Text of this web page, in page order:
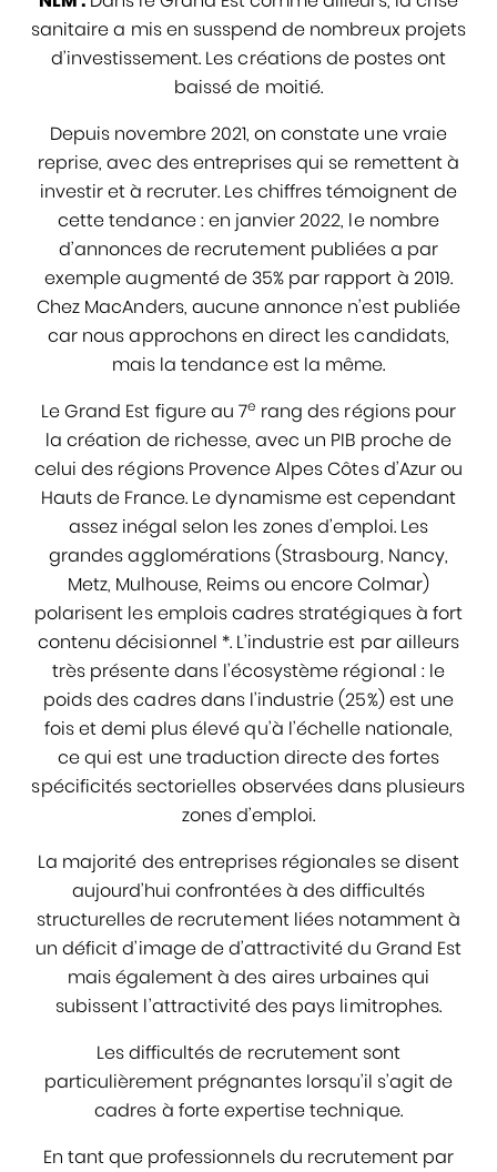
sanitaire a mis en susspend de nombreux projets
d’investissement. Les créations de postes ont
baissé de moitié.
Depuis novembre 2021, on constate une vraie
reprise, avec des entreprises qui se remettent à
investir et à recruter. Les chiffres témoignent de
cette tendance : en janvier 2022, le nombre
d’annonces de recrutement publiées a par
exemple augmenté de 35% par rapport à 2019.
Chez MacAnders, aucune annonce n’est publiée
car nous approchons en direct les candidats,
mais la tendance est la même.
Le Grand Est figure au 7e rang des régions pour
la création de richesse, avec un PIB proche de
celui des régions Provence Alpes Côtes d’Azur ou
Hauts de France. Le dynamisme est cependant
assez inégal selon les zones d’emploi. Les
grandes agglomérations (Strasbourg, Nancy,
Metz, Mulhouse, Reims ou encore Colmar)
polarisent les emplois cadres stratégiques à fort
contenu décisionnel *. L’industrie est par ailleurs
très présente dans l’écosystème régional : le
poids des cadres dans l’industrie (25%) est une
fois et demi plus élevé qu’à l’échelle nationale,
ce qui est une traduction directe des fortes
spécificités sectorielles observées dans plusieurs
zones d’emploi.
La majorité des entreprises régionales se disent
aujourd’hui confrontées à des difficultés
structurelles de recrutement liées notamment à
un déficit d’image de d’attractivité du Grand Est
mais également à des aires urbaines qui
subissent l’attractivité des pays limitrophes.
Les difficultés de recrutement sont
particulièrement prégnantes lorsqu’il s’agit de
cadres à forte expertise technique.
En tant que professionnels du recrutement par